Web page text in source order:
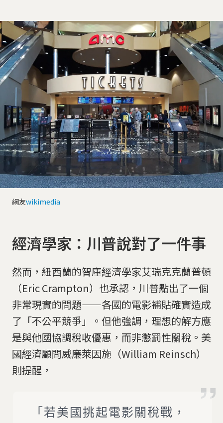
網友wikimedia
經濟學家：川普說對了一件事
然而，紐西蘭的智庫經濟學家艾瑞克克蘭普頓
（Eric Crampton）也承認，川普點出了一個
非常現實的問題——各國的電影補貼確實造成
了「不公平競爭」。但他強調，理想的解方應
是與他國協調稅收優惠，而非懲罰性關稅。美
國經濟顧問威廉萊因施（William Reinsch）
則提醒，
「若美國挑起電影關稅戰，